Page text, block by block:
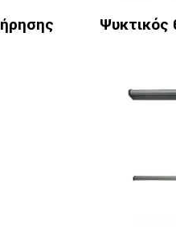
Ψυκτικός